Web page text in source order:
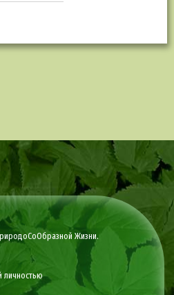
Жизни.
личностью